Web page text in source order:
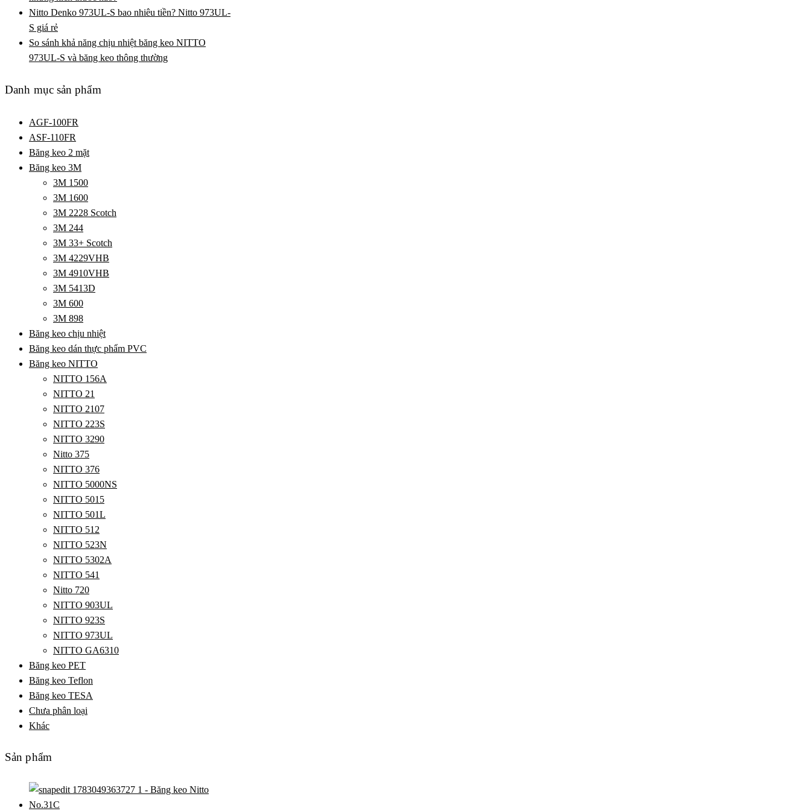
Nitto Denko 973UL-S bao nhiêu tiền? Nitto 973UL-
S giá rẻ
So sánh khả năng chịu nhiệt băng keo NITTO
973UL-S và băng keo thông thường
Danh mục sản phẩm
AGF-100FR
ASF-110FR
Băng keo 2 mặt
Băng keo 3M
3M 1500
3M 1600
3M 2228 Scotch
3M 244
3M 33+ Scotch
3M 4229VHB
3M 4910VHB
3M 5413D
3M 600
3M 898
Băng keo chịu nhiệt
Băng keo dán thực phẩm PVC
Băng keo NITTO
NITTO 156A
NITTO 21
NITTO 2107
NITTO 223S
NITTO 3290
Nitto 375
NITTO 376
NITTO 5000NS
NITTO 5015
NITTO 501L
NITTO 512
NITTO 523N
NITTO 5302A
NITTO 541
Nitto 720
NITTO 903UL
NITTO 923S
NITTO 973UL
NITTO GA6310
Băng keo PET
Băng keo Teflon
Băng keo TESA
Chưa phân loại
Khác
Sản phẩm